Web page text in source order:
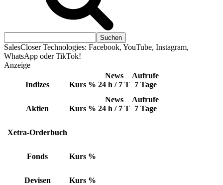
SalesCloser Technologies: Facebook, YouTube, Instagram,
WhatsApp oder TikTok!
Anzeige
Indizes Kurs %
News
24 h / 7 T
Aufrufe
7 Tage
Aktien Kurs %
News
24 h / 7 T
Aufrufe
7 Tage
Xetra-Orderbuch
Fonds Kurs %
Devisen Kurs %